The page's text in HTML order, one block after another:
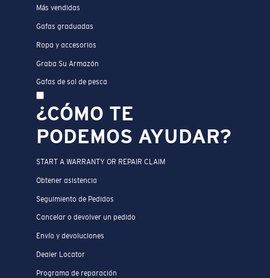
Más vendidas
Gafas graduadas
Ropa y accesorios
Graba Su Armazón
Gafas de sol de pesca
¿CÓMO TE
PODEMOS AYUDAR?
START A WARRANTY OR REPAIR CLAIM
Obtener asistencia
Seguimiento de Pedidos
Cancelar o devolver un pedido
Envío y devoluciones
Dealer Locator
Programa de reparación